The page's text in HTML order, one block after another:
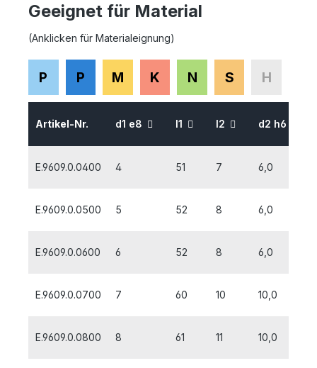
Geeignet für Material
(Anklicken für Materialeignung)
P P M K N S H
Artikel-Nr. d1 e8 l1 l2 d2 h6
E.9609.0.0400 4 51 7 6,0
E.9609.0.0500 5 52 8 6,0
E.9609.0.0600 6 52 8 6,0
E.9609.0.0700 7 60 10 10,0
E.9609.0.0800 8 61 11 10,0